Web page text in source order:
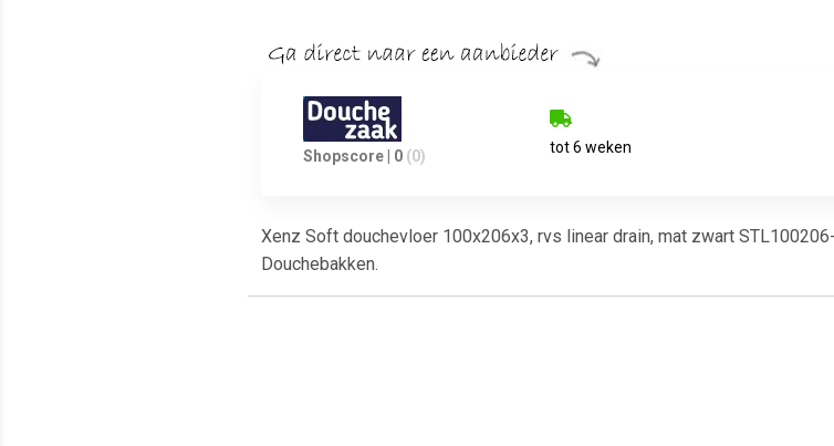
Shopscore | 0 (0) tot 6 weken
Xenz Soft douchevloer 100x206x3, rvs linear drain, mat zwart
Douchebakken.